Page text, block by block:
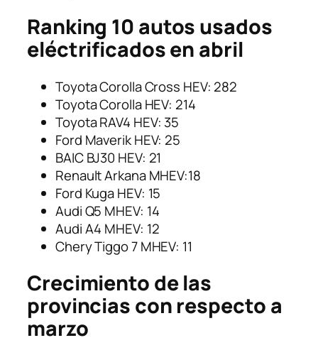
Ranking 10 autos usados
eléctrificados en abril
Toyota Corolla Cross HEV: 282
Toyota Corolla HEV: 214
Toyota RAV4 HEV: 35
Ford Maverik HEV: 25
BAIC BJ30 HEV: 21
Renault Arkana MHEV:18
Ford Kuga HEV: 15
Audi Q5 MHEV: 14
Audi A4 MHEV: 12
Chery Tiggo 7 MHEV: 11
Crecimiento de las
provincias con respecto a
marzo